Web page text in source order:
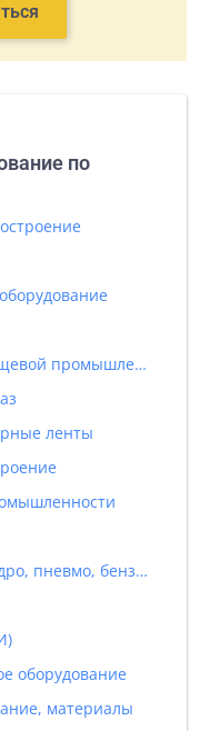
по
Оборудования для торговли, пищевой промышленности и общественного питания
ленты
Спасательное оборудование. Гидро, пневмо, бензо инструмент
оборудование
материалы